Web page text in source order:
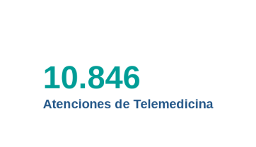
CLÍNICO EN
Atenciones de Telemedicina
10.846